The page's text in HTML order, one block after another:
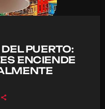
PUERTO:
ENCIENDE